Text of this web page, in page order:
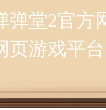
弹堂2官方
页游戏平